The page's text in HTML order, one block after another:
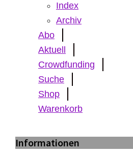
Index
Archiv
Abo
Aktuell
Crowdfunding
Suche
Shop
Warenkorb
Informationen